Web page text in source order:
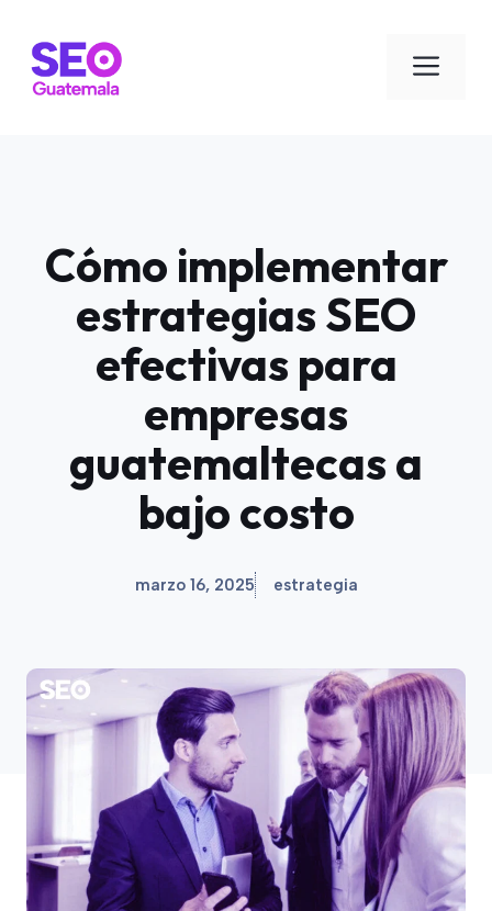
contenido
Cómo implementar
estrategias SEO
efectivas para
empresas
guatemaltecas a
bajo costo
marzo 16, 2025 estrategia